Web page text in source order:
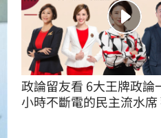
政論留友看 6大王牌政論
小時不斷電的民主流水席